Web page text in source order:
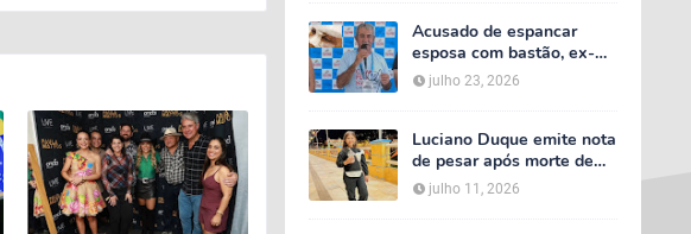
Acusado de espancar
esposa com bastão, ex-
secretário de Calumbi
será julgado por tentativa
julho 23, 2026
Luciano Duque emite nota
de pesar após morte de
Maria Valentina; Márcia
Conrado decreta luto
julho 11, 2026